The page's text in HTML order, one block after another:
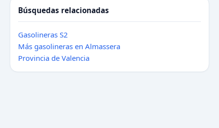
Búsquedas relacionadas
Gasolineras S2
Más gasolineras en Almassera
Provincia de Valencia